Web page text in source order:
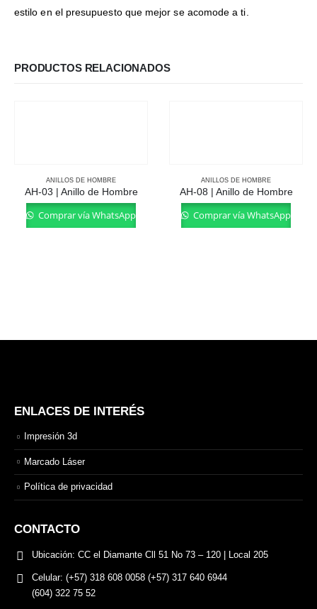
estilo en el presupuesto que mejor se acomode a ti.
PRODUCTOS RELACIONADOS
ANILLOS DE HOMBRE
AH-03 | Anillo de Hombre
Comprar vía WhatsApp
ANILLOS DE HOMBRE
AH-08 | Anillo de Hombre
Comprar vía WhatsApp
ENLACES DE INTERÉS
Impresión 3d
Marcado Láser
Política de privacidad
CONTACTO
Ubicación: CC el Diamante Cll 51 No 73 – 120 | Local 205
Celular: (+57) 318 608 0058 (+57) 317 640 6944
(604) 322 75 52